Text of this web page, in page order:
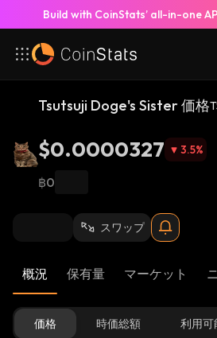
Build with CoinStats’ all-in-one
Tsutsuji Doge's Sister 価格
$0.0000327 3.5%
฿0
スワップ
概況 保有量 マーケット
価格 時価総額 利用可